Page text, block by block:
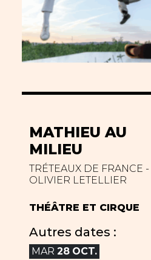
MATHIEU AU
MILIEU
TRÉTEAUX DE FRANCE -
OLIVIER LETELLIER
THÉÂTRE ET CIRQUE
Autres dates :
MAR 28 OCT.